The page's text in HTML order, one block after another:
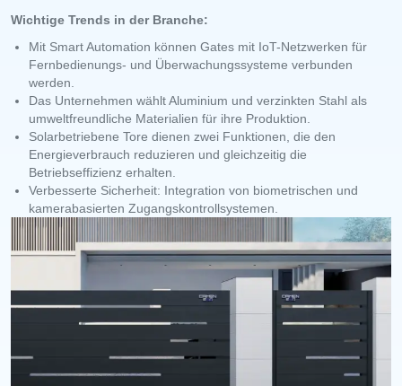
Wichtige Trends in der Branche:
Mit Smart Automation können Gates mit IoT-Netzwerken für
Fernbedienungs- und Überwachungssysteme verbunden
werden.
Das Unternehmen wählt Aluminium und verzinkten Stahl als
umweltfreundliche Materialien für ihre Produktion.
Solarbetriebene Tore dienen zwei Funktionen, die den
Energieverbrauch reduzieren und gleichzeitig die
Betriebseffizienz erhalten.
Verbesserte Sicherheit: Integration von biometrischen und
kamerabasierten Zugangskontrollsystemen.